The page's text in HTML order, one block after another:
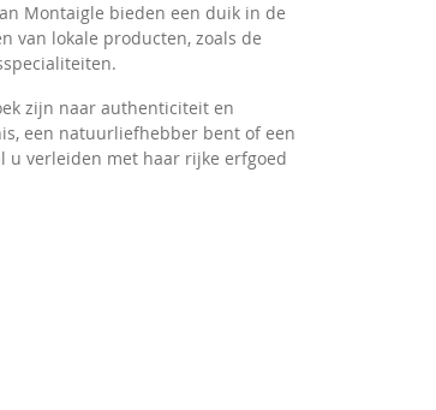
Montaigle bieden een duik in de
van lokale producten, zoals de
zijn naar authenticiteit en
een natuurliefhebber bent of een
u verleiden met haar rijke erfgoed